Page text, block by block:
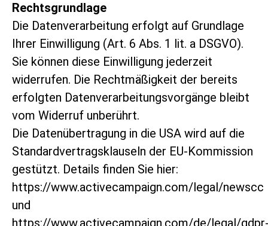
Rechtsgrundlage
Die Datenverarbeitung erfolgt auf Grundlage
Ihrer Einwilligung (Art. 6 Abs. 1 lit. a DSGVO).
Sie können diese Einwilligung jederzeit
widerrufen. Die Rechtmäßigkeit der bereits
erfolgten Datenverarbeitungsvorgänge bleibt
vom Widerruf unberührt.
Die Datenübertragung in die USA wird auf die
Standardvertragsklauseln der EU-Kommission
gestützt. Details finden Sie hier:
https://www.activecampaign.com/legal/newscc
und